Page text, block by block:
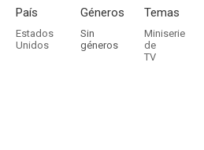
País
Estados
Unidos
Géneros
Sin
géneros
Temas
Miniserie
de
TV